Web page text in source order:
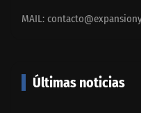
MAIL:
Últimas noticias